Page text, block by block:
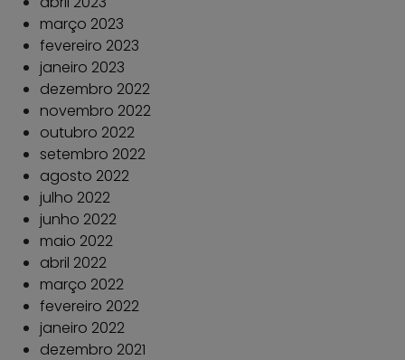
março 2023
fevereiro 2023
janeiro 2023
dezembro 2022
novembro 2022
outubro 2022
setembro 2022
agosto 2022
julho 2022
junho 2022
maio 2022
abril 2022
março 2022
fevereiro 2022
janeiro 2022
dezembro 2021